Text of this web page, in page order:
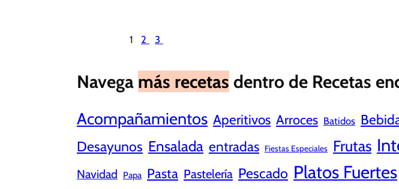
1 2 3
Navega más recetas dentro de Recetas
Acompañamientos Aperitivos Arroces Batidos
Desayunos Ensalada entradas Fiestas Especiales Frutas
Navidad Papa Pasta Pastelería Pescado Platos Fuertes